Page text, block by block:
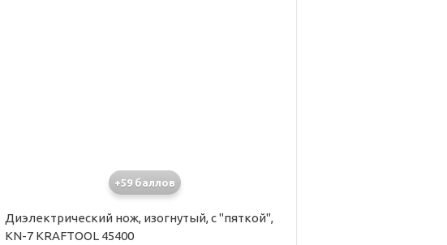
+59 баллов
Диэлектрический нож, изогнутый, c "пяткой",
KN-7 KRAFTOOL 45400